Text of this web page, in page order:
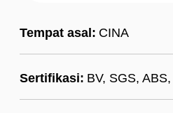
Tempat asal: CINA
Sertifikasi: BV, SGS, ABS,